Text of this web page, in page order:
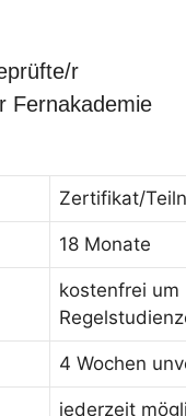
r
Fernakademie
Zertifikat/
18 Monate
kostenfrei um
4 Wochen
jederzeit